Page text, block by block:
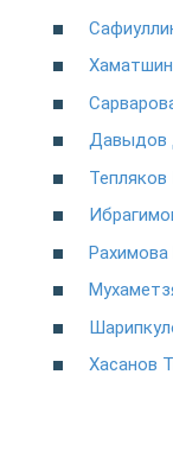
Давыдов
Хасанов